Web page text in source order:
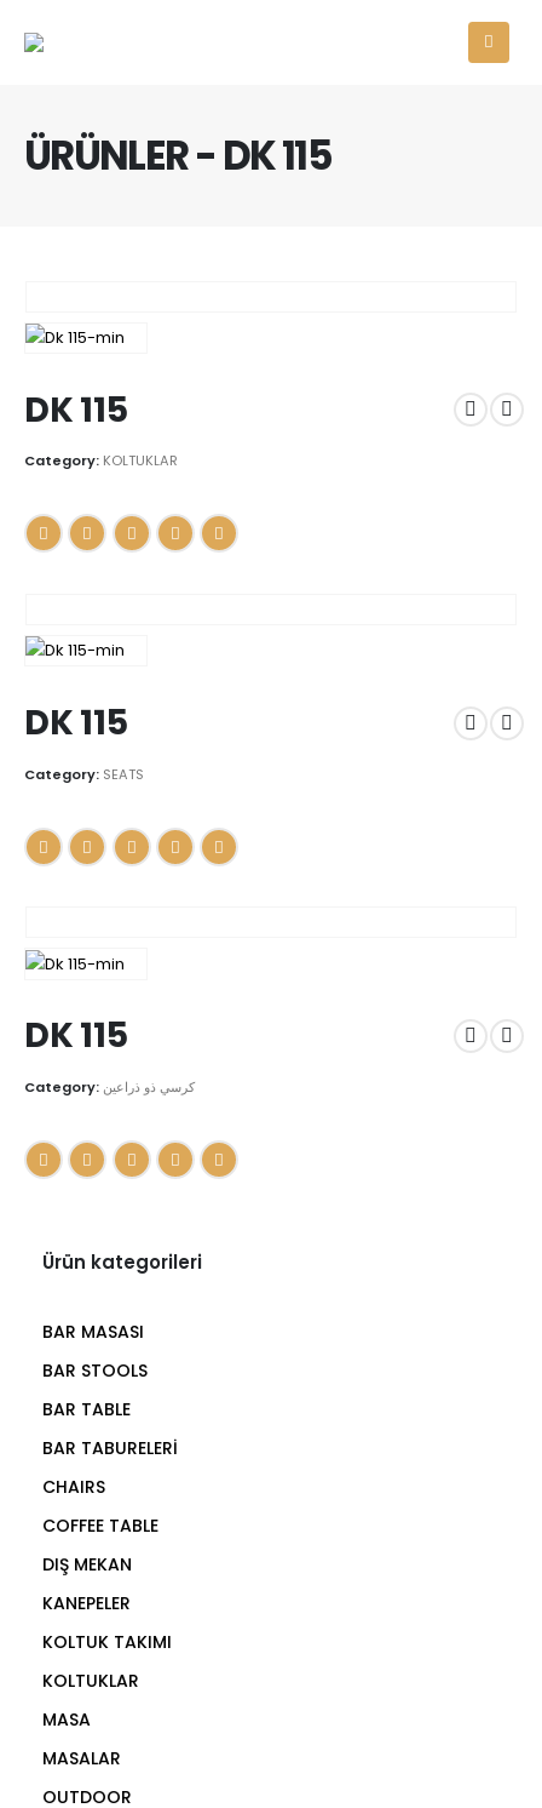
ÜRÜNLER - DK 115
DK 115
Category: KOLTUKLAR
DK 115
Category: SEATS
DK 115
Category: كرسي ذو ذراعين
Ürün kategorileri
BAR MASASI
BAR STOOLS
BAR TABLE
BAR TABURELERİ
CHAIRS
COFFEE TABLE
DIŞ MEKAN
KANEPELER
KOLTUK TAKIMI
KOLTUKLAR
MASA
MASALAR
OUTDOOR